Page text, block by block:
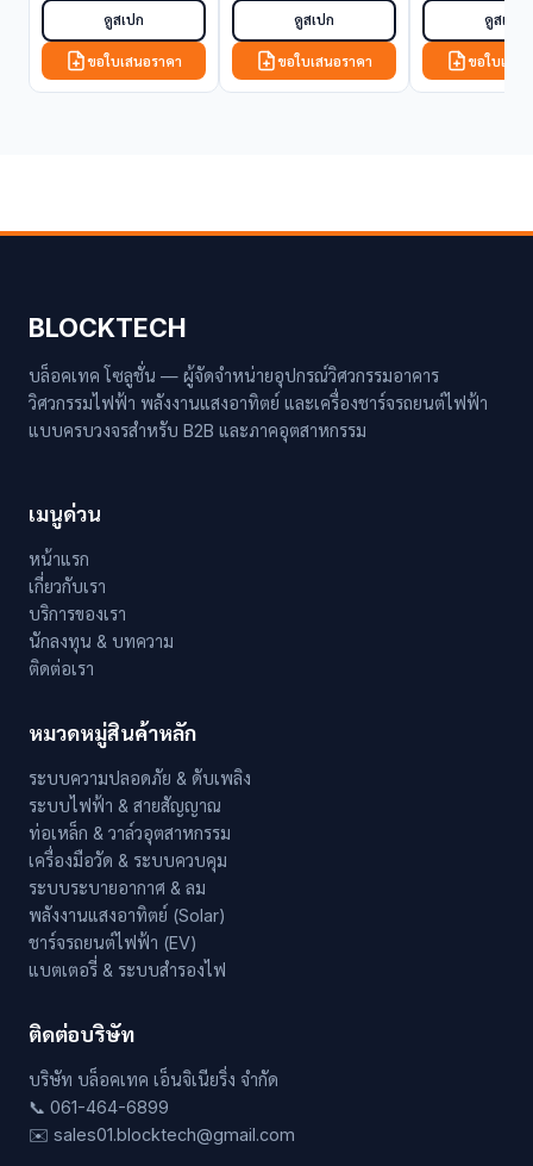
ดูสเปก
ขอใบเสนอราคา
ดูสเปก
ขอใบเสนอราคา
ดูสเปก
ขอใบเสน
BLOCKTECH
บล็อคเทค โซลูชั่น — ผู้จัดจำหน่ายอุปกรณ์วิศวกรรมอาคาร
วิศวกรรมไฟฟ้า พลังงานแสงอาทิตย์ และเครื่องชาร์จรถยนต์ไฟฟ้า
แบบครบวงจรสำหรับ B2B และภาคอุตสาหกรรม
เมนูด่วน
หน้าแรก
เกี่ยวกับเรา
บริการของเรา
นักลงทุน & บทความ
ติดต่อเรา
หมวดหมู่สินค้าหลัก
ระบบความปลอดภัย & ดับเพลิง
ระบบไฟฟ้า & สายสัญญาณ
ท่อเหล็ก & วาล์วอุตสาหกรรม
เครื่องมือวัด & ระบบควบคุม
ระบบระบายอากาศ & ลม
พลังงานแสงอาทิตย์ (Solar)
ชาร์จรถยนต์ไฟฟ้า (EV)
แบตเตอรี่ & ระบบสำรองไฟ
ติดต่อบริษัท
บริษัท บล็อคเทค เอ็นจิเนียริ่ง จำกัด
📞 061-464-6899
✉️ sales01.blocktech@gmail.com